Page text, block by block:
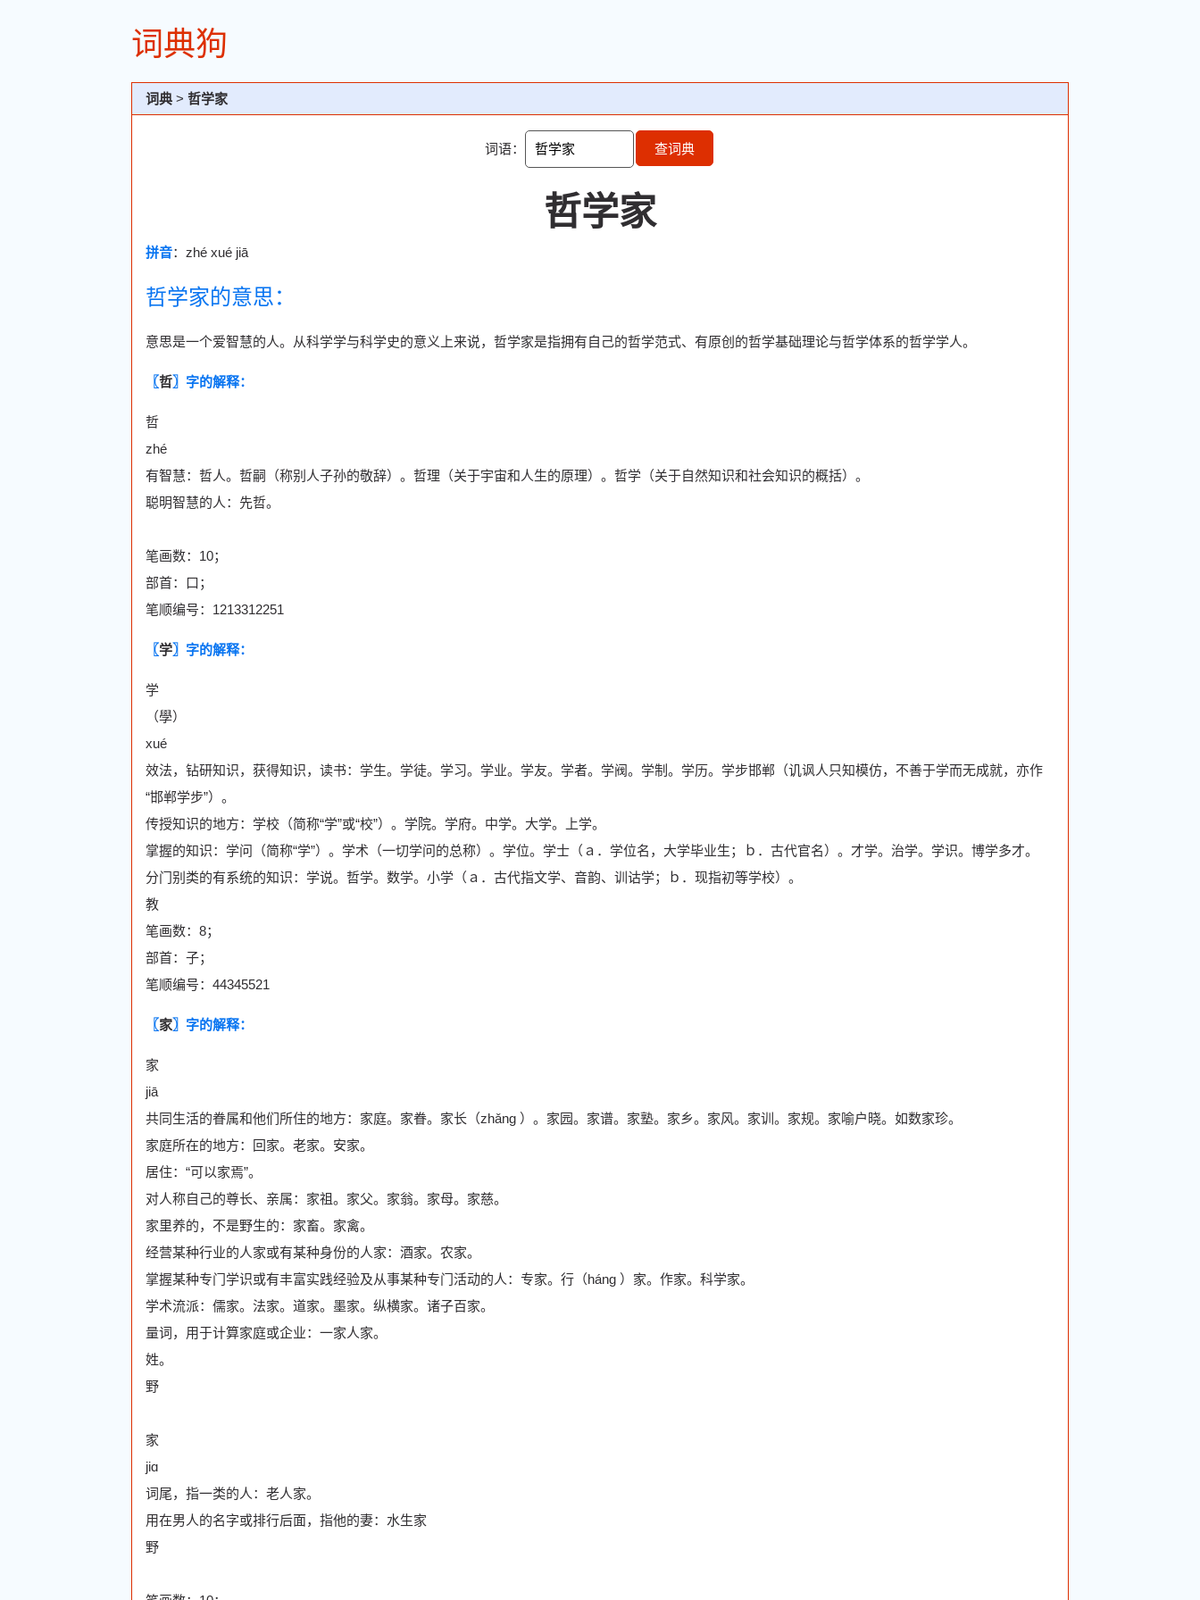
词典狗
词典 > 哲学家
词语： 查词典
哲学家
拼音：zhé xué jiā
哲学家的意思：
意思是一个爱智慧的人。从科学学与科学史的意义上来说，哲学家是指拥有自己的哲学范式、有原创的哲学基础理论与哲学体系的哲学学人。
〖哲〗字的解释：
哲
zhé
有智慧：哲人。哲嗣（称别人子孙的敬辞）。哲理（关于宇宙和人生的原理）。哲学（关于自然知识和社会知识的概括）。
聪明智慧的人：先哲。
笔画数：10；
部首：口；
笔顺编号：1213312251
〖学〗字的解释：
学
（學）
xué
效法，钻研知识，获得知识，读书：学生。学徒。学习。学业。学友。学者。学阀。学制。学历。学步邯郸（讥讽人只知模仿，不善于学而无成就，亦作
“邯郸学步”）。
传授知识的地方：学校（简称“学”或“校”）。学院。学府。中学。大学。上学。
掌握的知识：学问（简称“学”）。学术（一切学问的总称）。学位。学士（ａ．学位名，大学毕业生；ｂ．古代官名）。才学。治学。学识。博学多才。
分门别类的有系统的知识：学说。哲学。数学。小学（ａ．古代指文学、音韵、训诂学；ｂ．现指初等学校）。
教
笔画数：8；
部首：子；
笔顺编号：44345521
〖家〗字的解释：
家
jiā
共同生活的眷属和他们所住的地方：家庭。家眷。家长（zhǎng ）。家园。家谱。家塾。家乡。家风。家训。家规。家喻户晓。如数家珍。
家庭所在的地方：回家。老家。安家。
居住：“可以家焉”。
对人称自己的尊长、亲属：家祖。家父。家翁。家母。家慈。
家里养的，不是野生的：家畜。家禽。
经营某种行业的人家或有某种身份的人家：酒家。农家。
掌握某种专门学识或有丰富实践经验及从事某种专门活动的人：专家。行（háng ）家。作家。科学家。
学术流派：儒家。法家。道家。墨家。纵横家。诸子百家。
量词，用于计算家庭或企业：一家人家。
姓。
野
家
jiɑ
词尾，指一类的人：老人家。
用在男人的名字或排行后面，指他的妻：水生家
野